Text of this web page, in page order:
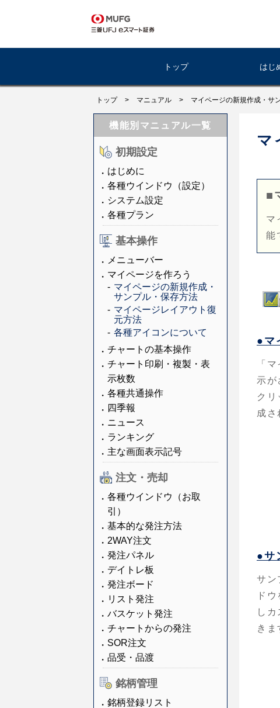
トップ はじ
トップ > マニュアル > マイページの新規作成・サ
機能別マニュアル一覧
初期設定
はじめに
各種ウインドウ（設定）
システム設定
各種プラン
基本操作
メニューバー
マイページを作ろう
マイページの新規作成・
サンプル・保存方法
マイページレイアウト復
元方法
各種アイコンについて
チャートの基本操作
チャート印刷・複製・表
示枚数
各種共通操作
四季報
ニュース
ランキング
主な画面表示記号
注文・売却
各種ウインドウ（お取
引）
基本的な発注方法
2WAY注文
発注パネル
デイトレ板
発注ボード
リスト発注
バスケット発注
チャートからの発注
SOR注文
品受・品渡
銘柄管理
銘柄登録リスト
マ
■
マ
能
●マ
「
示が
ク
成さ
●サ
サン
ド
し
きま